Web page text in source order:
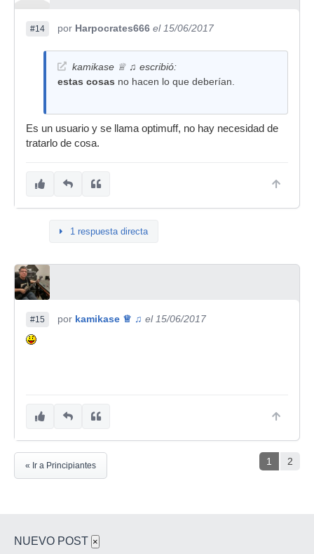
#14 por Harpocrates666 el 15/06/2017
kamikase ♕ ♫ escribió:
estas cosas no hacen lo que deberían.
Es un usuario y se llama optimuff, no hay necesidad de
tratarlo de cosa.
1 respuesta directa
#15 por kamikase ♕ ♫ el 15/06/2017
1 2
« Ir a Principiantes
NUEVO POST ×